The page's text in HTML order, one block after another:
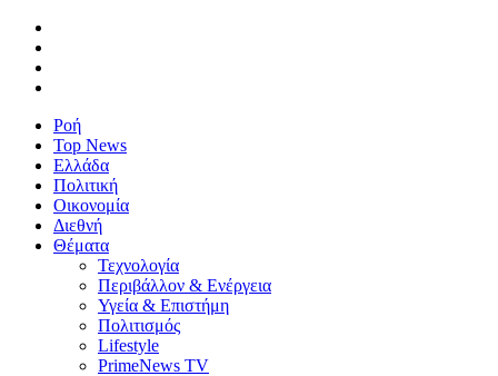
Ροή
Top News
Ελλάδα
Πολιτική
Οικονομία
Διεθνή
Θέματα
Τεχνολογία
Περιβάλλον & Ενέργεια
Υγεία & Επιστήμη
Πολιτισμός
Lifestyle
PrimeNews TV